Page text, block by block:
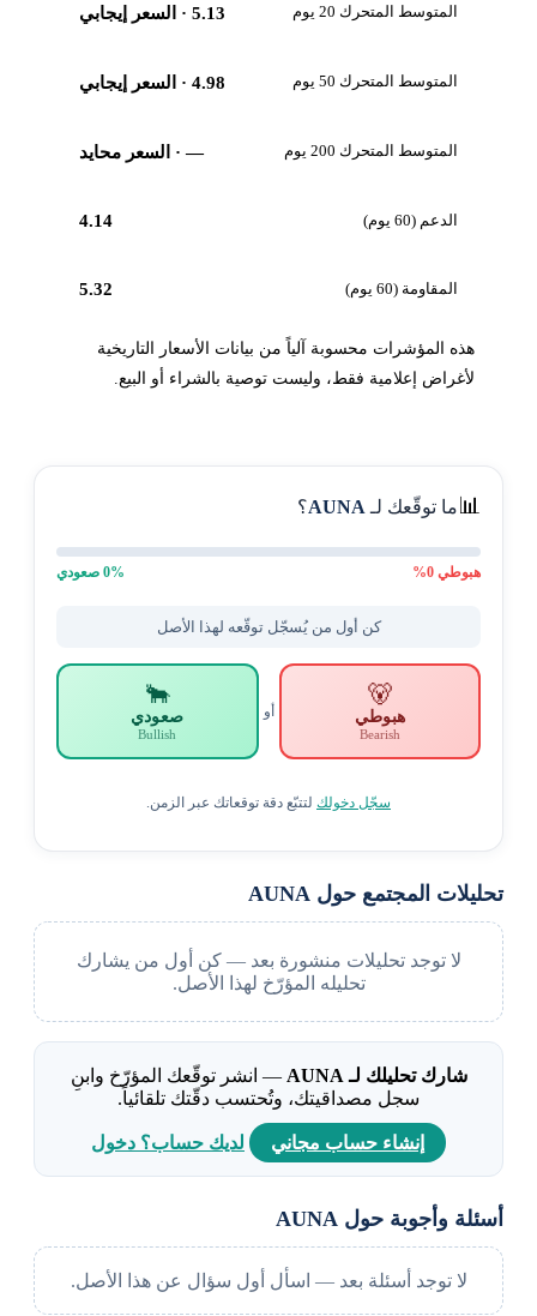
المتوسط المتحرك 20 يوم 5.13· السعر إيجابي
المتوسط المتحرك 50 يوم 4.98· السعر إيجابي
المتوسط المتحرك 200 يوم —· السعر محايد
الدعم (60 يوم) 4.14
المقاومة (60 يوم) 5.32
هذه المؤشرات محسوبة آلياً من بيانات الأسعار التاريخية
لأغراض إعلامية فقط، وليست توصية بالشراء أو البيع.
📊 ما توقّعك لـAUNA؟
هبوطي0
%
0% صعودي
كن أول من يُسجّل توقّعه لهذا الأصل
🐻
هبوطي
Bearish
أو
🐂
صعودي
Bullish
سجّل دخولكلتتبّع دقة توقعاتك عبر الزمن.
تحليلات المجتمع حول AUNA
لا توجد تحليلات منشورة بعد — كن أول من يشارك
تحليله المؤرّخ لهذا الأصل.
شارك تحليلك لـ AUNA
— انشر توقّعك المؤرّخ وابنِ
سجل مصداقيتك، وتُحتسب دقّتك تلقائياً.
إنشاء حساب مجاني لديك حساب؟ دخول
أسئلة وأجوبة حول AUNA
لا توجد أسئلة بعد — اسأل أول سؤال عن هذا الأصل.